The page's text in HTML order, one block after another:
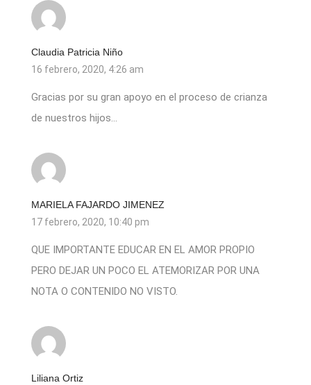
Claudia Patricia Niño
16 febrero, 2020, 4:26 am
Gracias por su gran apoyo en el proceso de crianza
de nuestros hijos…
MARIELA FAJARDO JIMENEZ
17 febrero, 2020, 10:40 pm
QUE IMPORTANTE EDUCAR EN EL AMOR PROPIO
PERO DEJAR UN POCO EL ATEMORIZAR POR UNA
NOTA O CONTENIDO NO VISTO.
Liliana Ortiz